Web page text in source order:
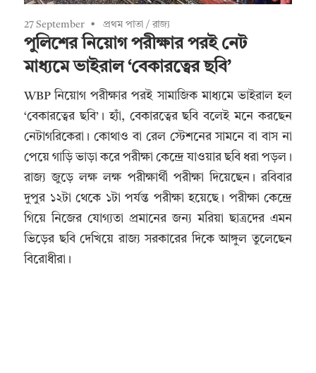
27 September প্রথম পাতা /রাজ্য
পুলিশের নিয়োগ পরীক্ষার পরই নেট
মাধ্যমে ভাইরাল ‘বেকারত্বের ছবি’
WBP নিয়োগ পরীক্ষার পরই সামাজিক মাধ্যমে ভাইরাল হল
‘বেকারত্বের ছবি’। হ্যাঁ, বেকারত্বের ছবি বলেই মনে করছেন
নেটাগরিকেরা। কোথাও বা রেল স্টেশনের সামনে বা বাস না
পেয়ে গাড়ি ভাড়া করে পরীক্ষা কেন্দ্রে যাওয়ার ছবি ধরা পড়ল।
রাজ্য জুড়ে লক্ষ লক্ষ পরীক্ষার্থী পরীক্ষা দিয়েছেন। রবিবার
দুপুর ১২টা থেকে ১টা পর্যন্ত পরীক্ষা হয়েছে। পরীক্ষা কেন্দ্রে
গিয়ে নিজের যোগ্যতা প্রমানের জন্য মরিয়া ছাত্রদের এমন
ভিড়ের ছবি দেখিয়ে রাজ্য সরকারের দিকে আঙ্গুল তুলেছেন
বিরোধীরা।